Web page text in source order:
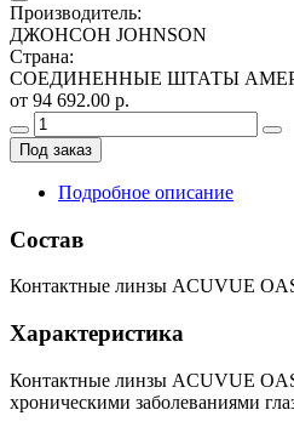
Производитель:
ДЖОНСОН JOHNSON
Страна:
СОЕДИНЕННЫЕ ШТАТЫ
от 94 692.00 р.
Под заказ
Подробное описание
Состав
Контактные линзы ACUVUE
Характеристика
Контактные линзы ACUVUE
хроническими заболеваниями